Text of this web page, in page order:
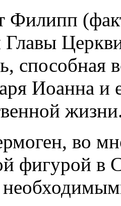
Филипп
Главы
способная
Иоанна и
во
фигурой в